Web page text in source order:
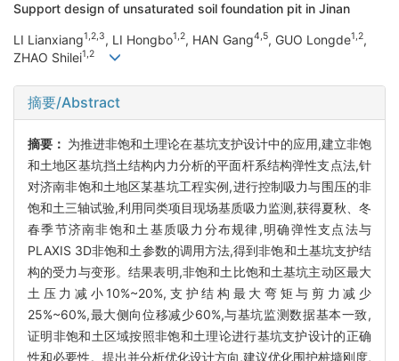
Support design of unsaturated soil foundation pit in Jinan
LI Lianxiang1,2,3, LI Hongbo1,2, HAN Gang4,5, GUO Longde1,2,
ZHAO Shilei1,2
摘要/Abstract
摘要： 为推进非饱和土理论在基坑支护设计中的应用,建立非饱
和土地区基坑挡土结构内力分析的平面杆系结构弹性支点法,针
对济南非饱和土地区某基坑工程实例,进行控制吸力与围压的非
饱和土三轴试验,利用同类项目现场基质吸力监测,获得夏秋、冬
春季节济南非饱和土基质吸力分布规律,明确弹性支点法与
PLAXIS 3D非饱和土参数的调用方法,得到非饱和土基坑支护结
构的受力与变形。结果表明,非饱和土比饱和土基坑主动区最大
土压力减小10%~20%,支护结构最大弯矩与剪力减少
25%~60%,最大侧向位移减少60%,与基坑监测数据基本一致,
证明非饱和土区域按照非饱和土理论进行基坑支护设计的正确
性和必要性。提出并分析优化设计方向,建议优化围护桩墙刚度,